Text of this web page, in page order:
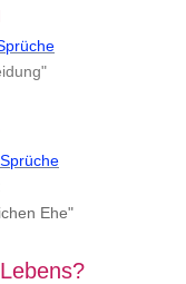
Ehe"